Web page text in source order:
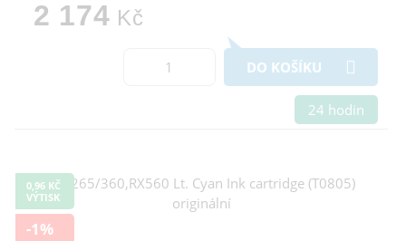
2 174 Kč
DO KOŠÍKU
24 hodin
0,96 KČ
VÝTISK
-1%